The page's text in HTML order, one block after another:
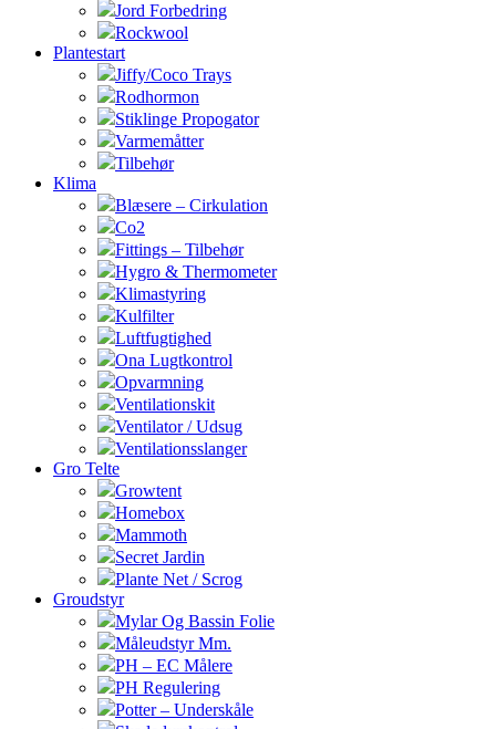
Jord Forbedring
Rockwool
Plantestart
Jiffy/Coco Trays
Rodhormon
Stiklinge Propogator
Varmemåtter
Tilbehør
Klima
Blæsere – Cirkulation
Co2
Fittings – Tilbehør
Hygro & Thermometer
Klimastyring
Kulfilter
Luftfugtighed
Ona Lugtkontrol
Opvarmning
Ventilationskit
Ventilator / Udsug
Ventilationsslanger
Gro Telte
Growtent
Homebox
Mammoth
Secret Jardin
Plante Net / Scrog
Groudstyr
Mylar Og Bassin Folie
Måleudstyr Mm.
PH – EC Målere
PH Regulering
Potter – Underskåle